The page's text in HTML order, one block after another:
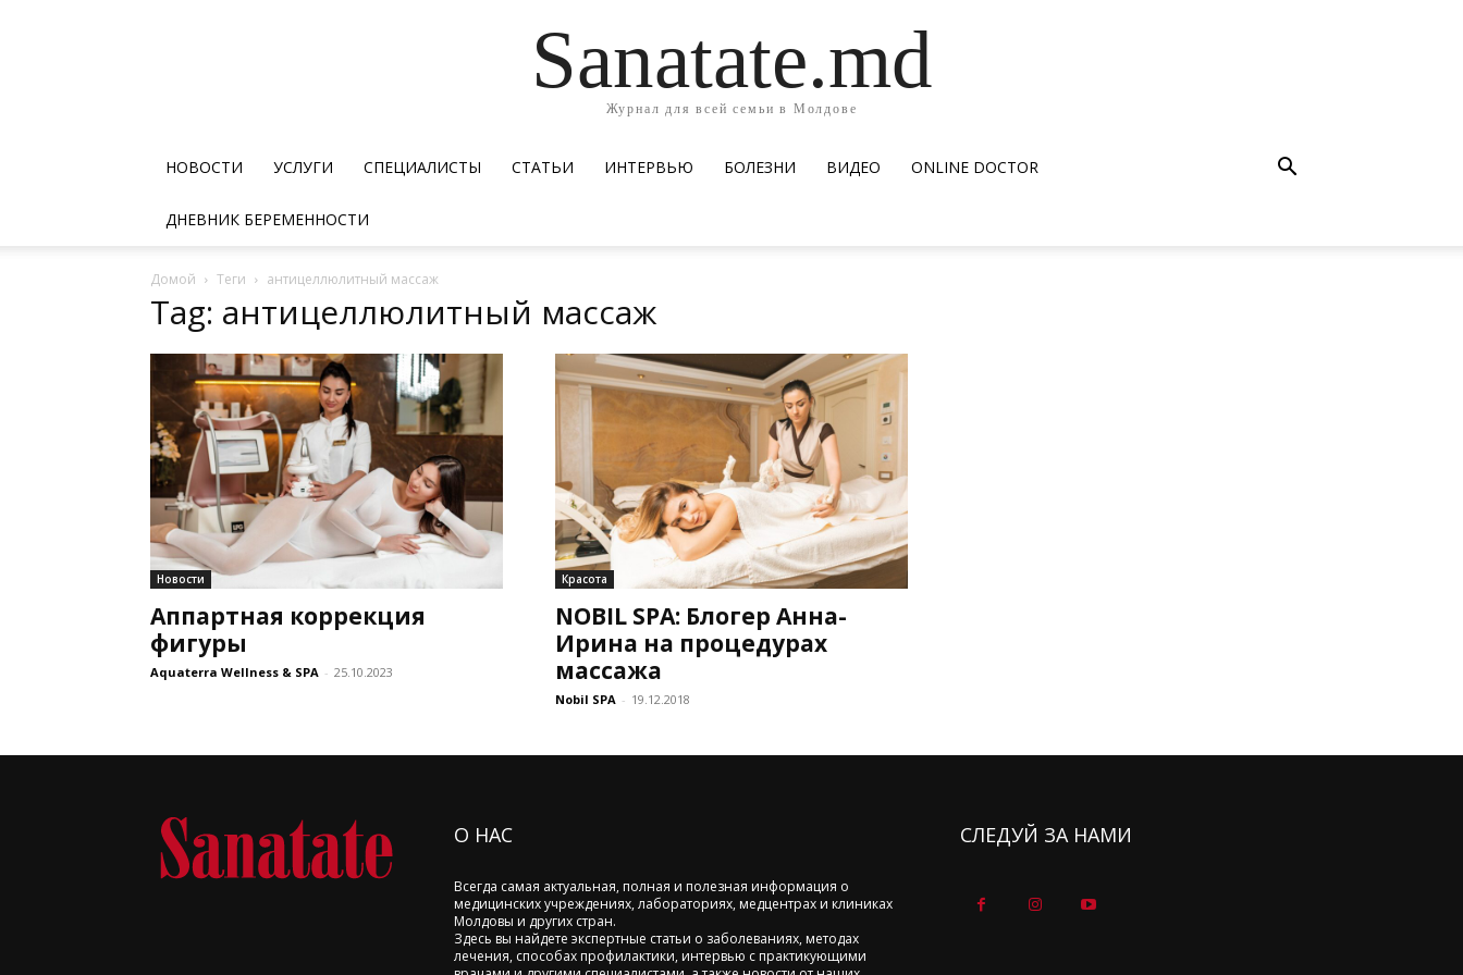
Sanatate.md
Журнал для всей семьи в Молдове
НОВОСТИ УСЛУГИ СПЕЦИАЛИСТЫ СТАТЬИ ИНТЕРВЬЮ БОЛЕЗНИ ВИДЕО ОNLINE DOCTOR
ДНЕВНИК БЕРЕМЕННОСТИ
Домой Теги антицеллюлитный массаж
Tag: антицеллюлитный массаж
Новости
Аппартная коррекция
фигуры
Aquaterra Wellness & SPA - 25.10.2023
Красота
NOBIL SPA: Блогер Анна-
Ирина на процедурах
массажа
Nobil SPA - 19.12.2018
О НАС
Всегда самая актуальная, полная и полезная информация о
медицинских учреждениях, лабораториях, медцентрах и клиниках
Молдовы и других стран.
Здесь вы найдете экспертные статьи о заболеваниях, методах
лечения, способах профилактики, интервью с практикующими
СЛЕДУЙ ЗА НАМИ